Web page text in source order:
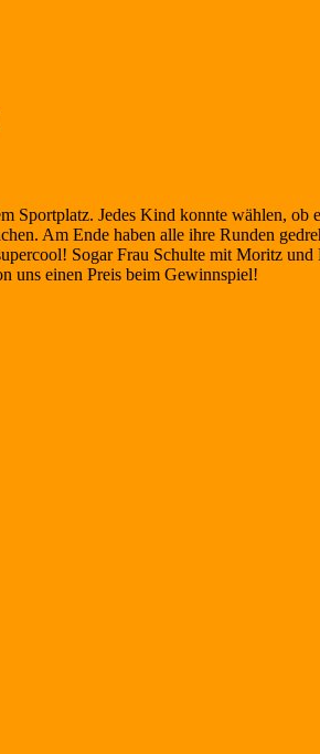
Jedes Kind konnte wählen,
Am Ende haben alle ihre Runden
Sogar Frau Schulte mit Moritz
uns einen Preis beim Gewinnspiel!